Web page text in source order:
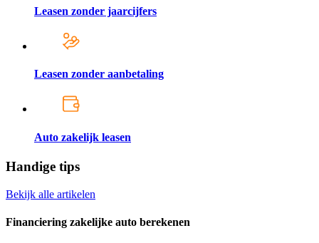
Leasen zonder jaarcijfers
Leasen zonder aanbetaling
Auto zakelijk leasen
Handige tips
Bekijk alle artikelen
Financiering zakelijke auto berekenen